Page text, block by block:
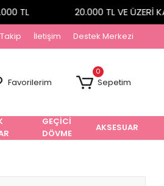
TL 20.000 TL VE ÜZERİ
İletişim Destek Merkezi
Favorilerim
0
Sepetim
GEÇİCİ
DÖVME
AKSESUAR